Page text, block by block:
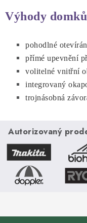
v
í
Výhody
pohodlné
přímé upevnění
volitelné vnitřní
integrovaný
trojnásobná
Autorizovaný